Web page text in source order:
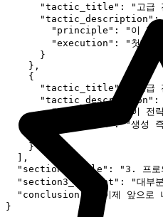
"tactic_title": "고급
"tactic_description":
"principle": "이 전술
"execution": "첫째, 주
      }
    },
    {
"tactic_title": "고급
"tactic_description":
"principle": "이 전략은
"execution": "생성 즉시
      }
    }
  ],
"section3_title": "3. 프로
"section3_content": "대부분의
"conclusion": "이제 앞으로